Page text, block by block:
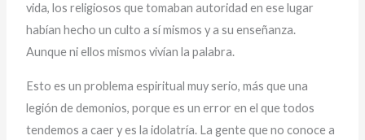
vida, los religiosos que tomaban autoridad en ese lugar
habían hecho un culto a sí mismos y a su enseñanza.
Aunque ni ellos mismos vivían la palabra.
Esto es un problema espiritual muy serio, más que una
legión de demonios, porque es un error en el que todos
tendemos a caer y es la idolatría. La gente que no conoce a